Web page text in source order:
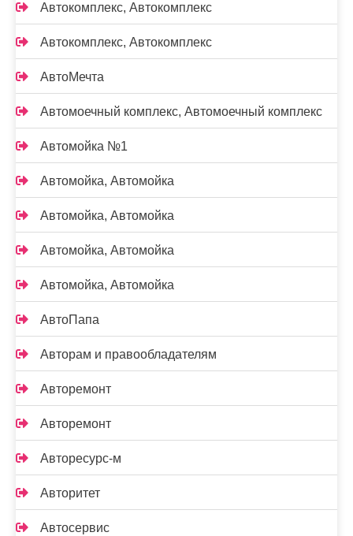
Автокомплекс, Автокомплекс
Автокомплекс, Автокомплекс
АвтоМечта
Автомоечный комплекс, Автомоечный комплекс
Автомойка №1
Автомойка, Автомойка
Автомойка, Автомойка
Автомойка, Автомойка
Автомойка, Автомойка
АвтоПапа
Авторам и правообладателям
Авторемонт
Авторемонт
Авторесурс-м
Авторитет
Автосервис